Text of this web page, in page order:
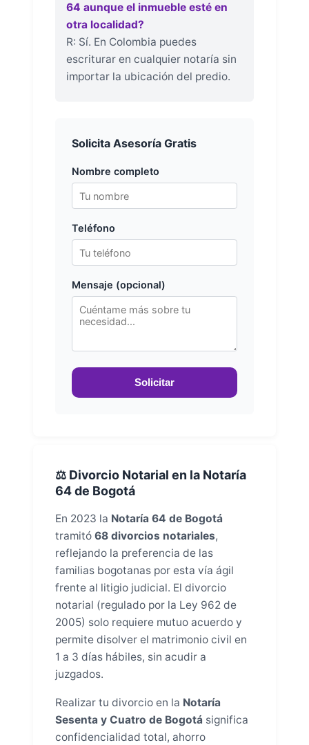
64 aunque el inmueble esté en
otra localidad?
R: Sí. En Colombia puedes
escriturar en cualquier notaría sin
importar la ubicación del predio.
Solicita Asesoría Gratis
Nombre completo
Teléfono
Mensaje (opcional)
Solicitar
⚖️ Divorcio Notarial en la Notaría
64 de Bogotá
En 2023 la Notaría 64 de Bogotá
tramitó 68 divorcios notariales,
reflejando la preferencia de las
familias bogotanas por esta vía ágil
frente al litigio judicial. El divorcio
notarial (regulado por la Ley 962 de
2005) solo requiere mutuo acuerdo y
permite disolver el matrimonio civil en
1 a 3 días hábiles, sin acudir a
juzgados.
Realizar tu divorcio en la Notaría
Sesenta y Cuatro de Bogotá significa
confidencialidad total, ahorro